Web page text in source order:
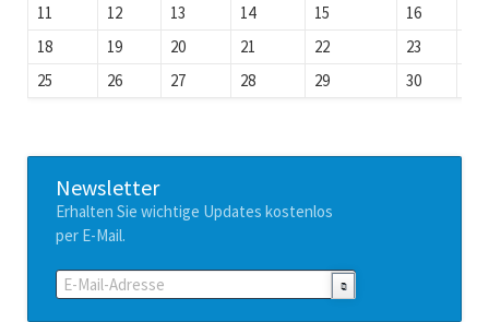
11
12 13 14 15 16
18
19 20 21 22 23
25
26 27 28 29 30
Newsletter
Erhalten Sie wichtige Updates kostenlos
per E-Mail.
E-
Mail-